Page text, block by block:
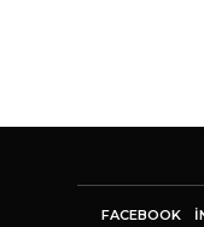
FACEBOOK